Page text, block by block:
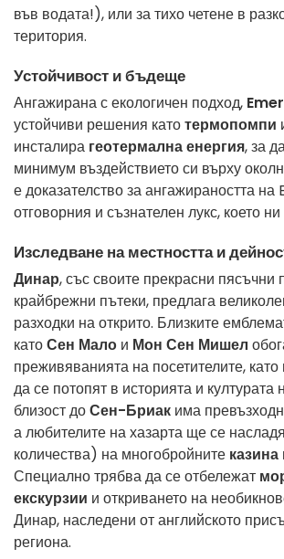
във водата!), или за тихо четене в
територия.
Устойчивост и бъдеще
Ангажирана с екологичен подход,
устойчиви решения катотермопомпи
инсталира геотермална енергия, за
минимум въздействието си върху
е доказателство за ангажираността
отговорния и съзнателен лукс, което
Изследване на местността и
Динар, със своите прекрасни пясъчни
крайбрежни пътеки, предлага
разходки на открито. Близките
катоСен Мало и Мон Сен Мишел
преживяванията на посетителите,
да се потопят в историята и културата
близост доСен-Бриак има
а любителите на хазарта ще се
количества) на многобройните казина
Специално трябва да се отбележат
екскурзии и откриването на
Динар, наследени от английското
региона.